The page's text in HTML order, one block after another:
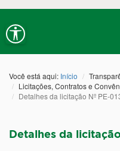
Ir ao conteúdo Alt+1 Ir ao
A-Diminuir fonte
Você está aqui: Início
Licitações, Contratos e
Detalhes da licitação Nº PE-
Detalhes da